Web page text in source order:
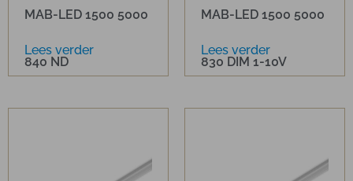
MAB-LED 1500 5000
840 ND
Lees verder
MAB-LED 1500 5000
830 DIM 1-10V
Lees verder